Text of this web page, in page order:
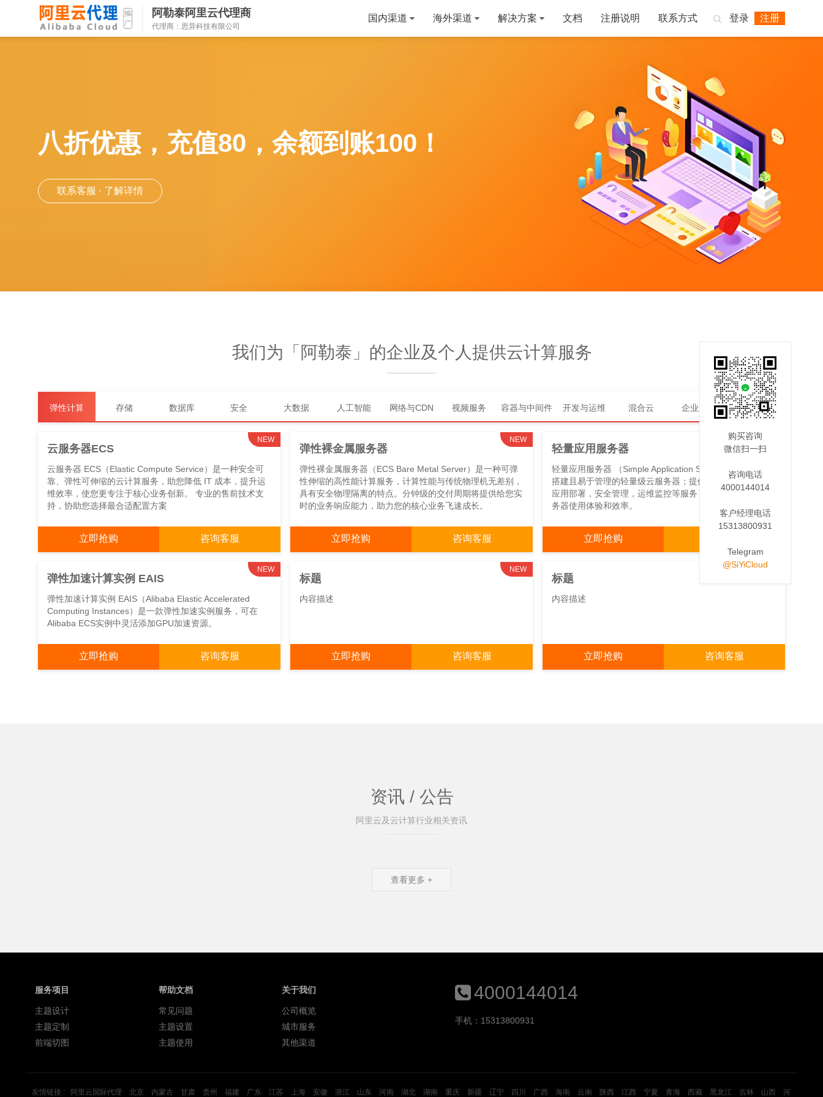
阿勒泰阿里云代理商
代理商：思异科技有限公司
登录 注册

国内渠道 海外渠道 解决方案 文档 注册说明 联系方式
八折优惠，充值80，余额到账100！
联系客服 · 了解详情
我们为「阿勒泰」的企业及个人提供云计算服务
弹性计算 存储 数据库 安全 大数据 人工智能 网络与CDN 视频服务 容器与中间件 开发与运维 混合云 企业应用 云通信
NEW
云服务器ECS
云服务器 ECS（Elastic Compute Service）是一种安全可
靠、弹性可伸缩的云计算服务，助您降低 IT 成本，提升运
维效率，使您更专注于核心业务创新。 专业的售前技术支
持，协助您选择最合适配置方案
立即抢购 咨询客服
NEW
弹性裸金属服务器
弹性裸金属服务器（ECS Bare Metal Server）是一种可弹
性伸缩的高性能计算服务，计算性能与传统物理机无差别，
具有安全物理隔离的特点。分钟级的交付周期将提供给您实
时的业务响应能力，助力您的核心业务飞速成长。
立即抢购 咨询客服
NEW
轻量应用服务器
轻量应用服务器 （Simple Application Server），是可快速
搭建且易于管理的轻量级云服务器；提供基于单台服务器的
应用部署，安全管理，运维监控等服务，一站式提升您的服
务器使用体验和效率。
立即抢购
NEW
弹性加速计算实例 EAIS
弹性加速计算实例 EAIS（Alibaba Elastic Accelerated
Computing Instances）是一款弹性加速实例服务，可在
Alibaba ECS实例中灵活添加GPU加速资源。
立即抢购 咨询客服
NEW
标题
内容描述
立即抢购 咨询客服
NEW
标题
内容描述
立即抢购 咨询客服
资讯 / 公告
阿里云及云计算行业相关资讯
查看更多 +
服务项目
主题设计
主题定制
前端切图
帮助文档
常见问题
主题设置
主题使用
关于我们
公司概览
城市服务
其他渠道
4000144014
手机：15313800931
友情链接 : 阿里云国际代理 北京 内蒙古 甘肃 贵州 福建 广东 江苏 上海 安徽 浙江 山东 河南 湖北 湖南 重庆 新疆 辽宁 四川 广西 海南 云南 陕西 江西 宁夏 青海 西藏 黑龙江 吉林 山西 河
购买咨询
微信扫一扫
咨询电话
4000144014
客户经理电话
15313800931
Telegram
@SiYiCloud